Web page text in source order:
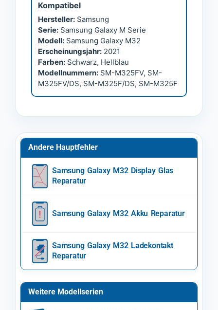
Kompatibel
Hersteller: Samsung
Serie: Samsung Galaxy M Serie
Modell: Samsung Galaxy M32
Erscheinungsjahr: 2021
Farben: Schwarz, Hellblau
Modellnummern: SM-M325FV, SM-
M325FV/DS, SM-M325F/DS, SM-M325F
Andere Hauptfehler
Samsung Galaxy M32 Display Glas
Reparatur
Samsung Galaxy M32 Akku Reparatur
Samsung Galaxy M32 Ladekontakt
Reparatur
Weitere Modellserien